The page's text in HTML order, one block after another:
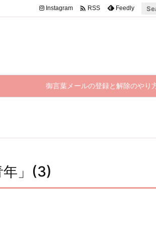
御言葉メールの登録と解除のやり
Instagram  RSS Feedly
」(3)